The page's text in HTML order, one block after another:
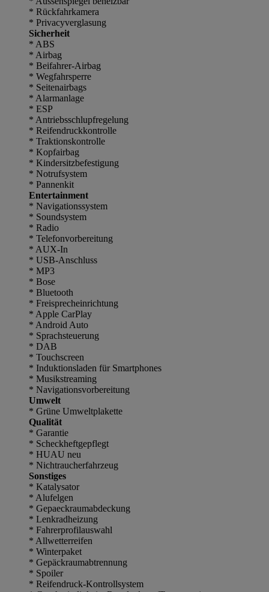
* Rückfahrkamera
* Privacyverglasung
Sicherheit
* ABS
* Airbag
* Beifahrer-Airbag
* Wegfahrsperre
* Seitenairbags
* Alarmanlage
* ESP
* Antriebsschlupfregelung
* Reifendruckkontrolle
* Traktionskontrolle
* Kopfairbag
* Kindersitzbefestigung
* Notrufsystem
* Pannenkit
Entertainment
* Navigationssystem
* Soundsystem
* Radio
* Telefonvorbereitung
* AUX-In
* USB-Anschluss
* MP3
* Bose
* Bluetooth
* Freisprecheinrichtung
* Apple CarPlay
* Android Auto
* Sprachsteuerung
* DAB
* Touchscreen
* Induktionsladen für Smartphones
* Musikstreaming
* Navigationsvorbereitung
Umwelt
* Grüne Umweltplakette
Qualität
* Garantie
* Scheckheftgepflegt
* HUAU neu
* Nichtraucherfahrzeug
Sonstiges
* Katalysator
* Alufelgen
* Gepaeckraumabdeckung
* Lenkradheizung
* Fahrerprofilauswahl
* Allwetterreifen
* Winterpaket
* Gepäckraumabtrennung
* Spoiler
* Reifendruck-Kontrollsystem